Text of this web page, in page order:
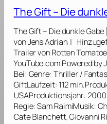
g
o
&
C
a
s
h
[
1
9
The Gift – Die
The Gift – Die dunkle
von Jens Adrian |
Trailer von Rotten
YouTube.com Powered
Bei: Genre: Thriller /
GiftLaufzeit: 112
USAProduktionsjahr:
Regie: Sam RaimiMusik:
Cate Blanchett, Giovanni